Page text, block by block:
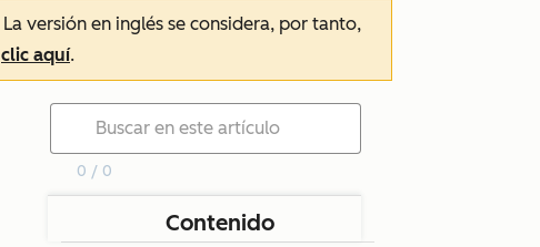
La versión en inglés se considera, por tanto,
clic aquí.
0 / 0
Contenido